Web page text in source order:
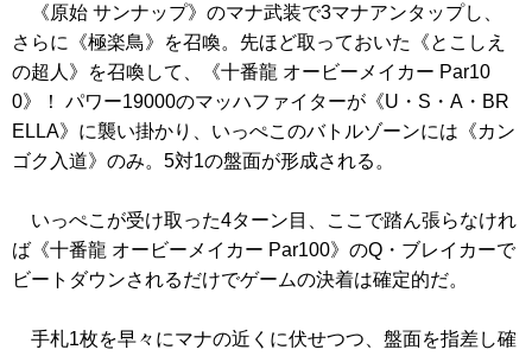
《原始 サンナップ》 のマナ武装で3マナアンタップし、
さらに
《極楽鳥》 を召喚。先ほど取っておいた
《とこしえ
の超人》
を召喚して、
《十番龍 オービーメイカー Par10
0》
！ パワー19000のマッハファイターが 《U・S・A・BR
ELLA》 に襲い掛かり、いっぺこのバトルゾーンには 《カン
ゴク入道》 のみ。5対1の盤面が形成される。
いっぺこが受け取った4ターン目、ここで踏ん張らなけれ
ば 《十番龍 オービーメイカー Par100》 のQ・ブレイカーで
ビートダウンされるだけでゲームの決着は確定的だ。
手札1枚を早々にマナの近くに伏せつつ、盤面を指差し確